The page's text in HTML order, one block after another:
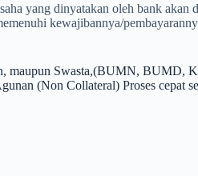
yang dinyatakan oleh bank
kewajibannya/
maupun Swasta,(BUMN,
(Non Collateral) Proses cepat